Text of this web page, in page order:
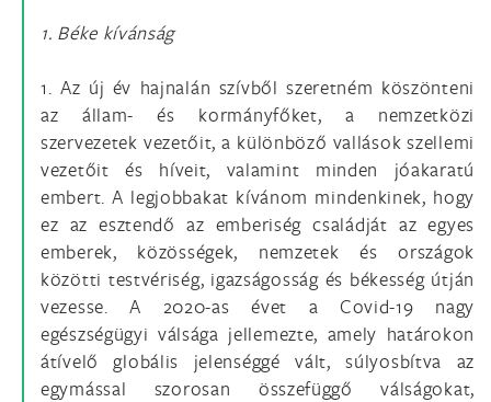
1. Béke kívánság
1. Az új év hajnalán szívből szeretném köszönteni
az állam- és kormányfőket, a nemzetközi
szervezetek vezetőit, a különböző vallások szellemi
vezetőit és híveit, valamint minden jóakaratú
embert. A legjobbakat kívánom mindenkinek, hogy
ez az esztendő az emberiség családját az egyes
emberek, közösségek, nemzetek és országok
közötti testvériség, igazságosság és békesség útján
vezesse. A 2020-as évet a Covid-19 nagy
egészségügyi válsága jellemezte, amely határokon
átívelő globális jelenséggé vált, súlyosbítva az
egymással szorosan összefüggő válságokat,